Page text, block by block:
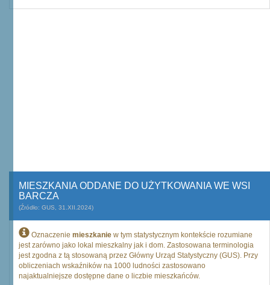
MIESZKANIA ODDANE DO UŻYTKOWANIA WE WSI
BARCZA
(Źródło: GUS, 31.XII.2024)
Oznaczenie mieszkanie w tym statystycznym kontekście rozumiane
jest zarówno jako lokal mieszkalny jak i dom. Zastosowana terminologia
jest zgodna z tą stosowaną przez Główny Urząd Statystyczny (GUS). Przy
obliczeniach wskaźników na 1000 ludności zastosowano
najaktualniejsze dostępne dane o liczbie mieszkańców.